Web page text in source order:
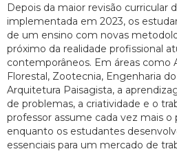
Depois da maior revisão curricular
implementada em 2023, os
de um ensino com novas
próximo da realidade profissional
contemporâneos. Em áreas como
Florestal, Zootecnia, Engenharia
Arquitetura Paisagista, a
de problemas, a criatividade e o
professor assume cada vez mais o
enquanto os estudantes
essenciais para um mercado de